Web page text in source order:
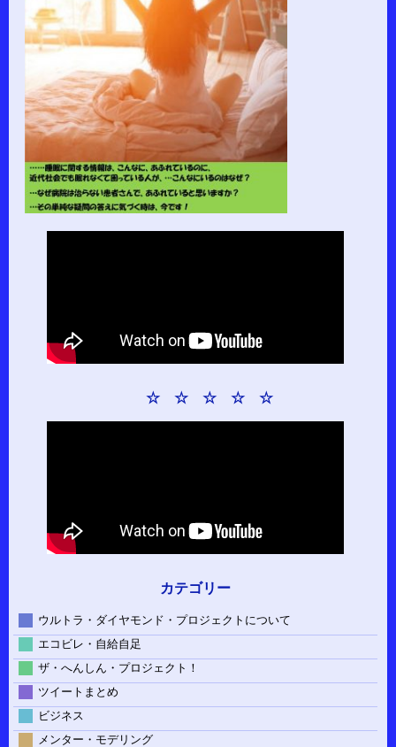
☆ ☆ ☆ ☆ ☆
カテゴリー
ウルトラ・ダイヤモンド・プロジェクトについて
エコビレ・自給自足
ザ・へんしん・プロジェクト！
ツイートまとめ
ビジネス
メンター・モデリング